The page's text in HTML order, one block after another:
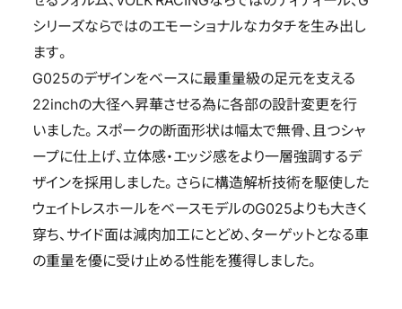
シリーズならではのエモーショナルなカタチを生み出し
ます。
G025のデザインをベースに最重量級の足元を支える
22inchの大径へ昇華させる為に各部の設計変更を行
いました。スポークの断面形状は幅太で無骨、且つシャ
ープに仕上げ、立体感・エッジ感をより一層強調するデ
ザインを採用しました。さらに構造解析技術を駆使した
ウェイトレスホールをベースモデルのG025よりも大きく
穿ち、サイド面は減肉加工にとどめ、ターゲットとなる車
の重量を優に受け止める性能を獲得しました。